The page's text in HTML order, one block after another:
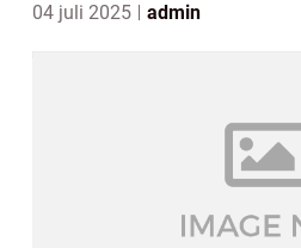
04 juli 2025 admin